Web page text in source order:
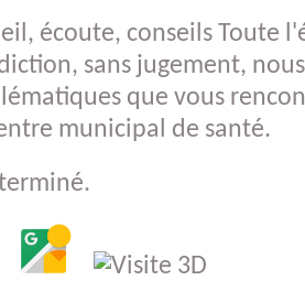
écoute, conseils Toute
sans jugement,
que vous
municipal de santé.